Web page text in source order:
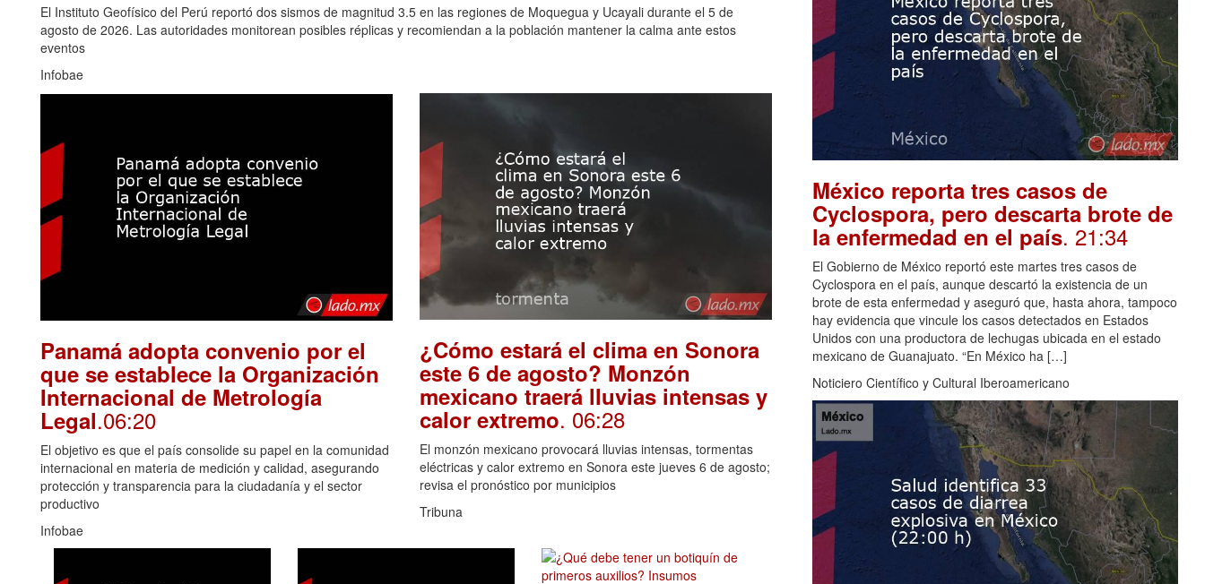
El Instituto Geofísico del Perú reportó dos sismos de magnitud 3.5 en las regiones de Moquegua y Ucayali durante el 5 de
agosto de 2026. Las autoridades monitorean posibles réplicas y recomiendan a la población mantener la calma ante estos
eventos
Infobae
Panamá adopta convenio por el
que se establece la Organización
Internacional de Metrología
Legal.06:20
El objetivo es que el país consolide su papel en la comunidad
internacional en materia de medición y calidad, asegurando
protección y transparencia para la ciudadanía y el sector
productivo
Infobae
¿Cómo estará el clima en Sonora
este 6 de agosto? Monzón
mexicano traerá lluvias intensas y
calor extremo. 06:28
El monzón mexicano provocará lluvias intensas, tormentas
eléctricas y calor extremo en Sonora este jueves 6 de agosto;
revisa el pronóstico por municipios
Tribuna
México reporta tres casos de
Cyclospora, pero descarta brote de
la enfermedad en el país. 21:34
El Gobierno de México reportó este martes tres casos de
Cyclospora en el país, aunque descartó la existencia de un
brote de esta enfermedad y aseguró que, hasta ahora, tampoco
hay evidencia que vincule los casos detectados en Estados
Unidos con una productora de lechugas ubicada en el estado
mexicano de Guanajuato. “En México ha […]
Noticiero Científico y Cultural Iberoamericano